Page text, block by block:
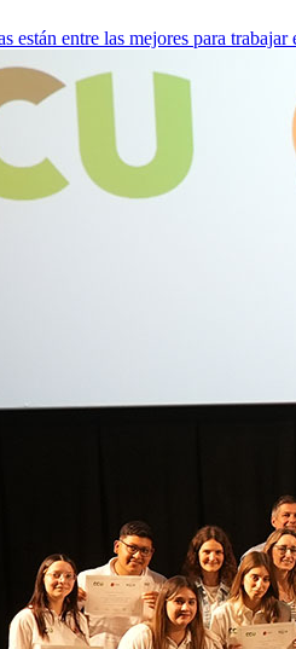
están entre las mejores para